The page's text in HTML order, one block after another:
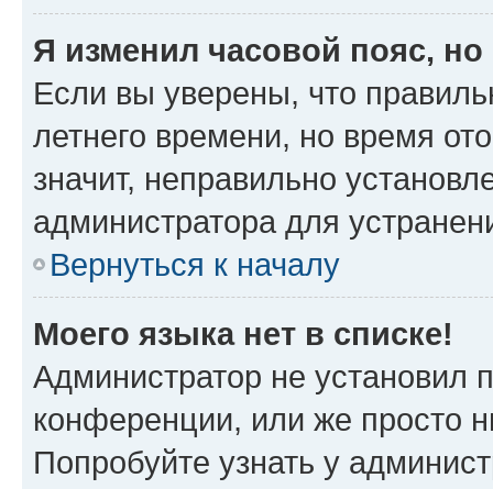
Я изменил часовой пояс,
Если вы уверены, что
летнего времени, но время
значит, неправильно
администратора для
Вернуться к началу
Моего языка нет в списке!
Администратор не установил
конференции, или же просто
Попробуйте узнать у